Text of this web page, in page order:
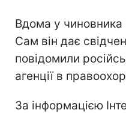
Вдома у
Сам він дає
повідомили
агенції в
За інформацією